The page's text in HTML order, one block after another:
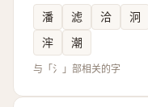
潘 滤 洽 泂
浶
潮
与「氵」部相关的字